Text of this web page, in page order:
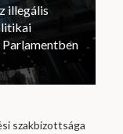
illegális
szakbizottsága